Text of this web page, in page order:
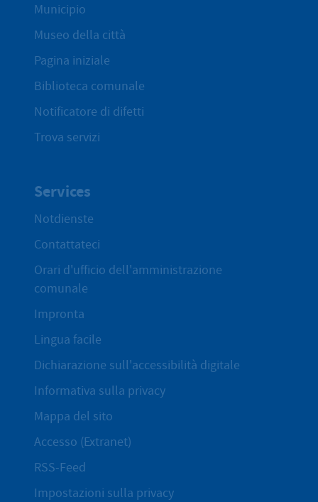
Municipio
Museo della città
Pagina iniziale
Biblioteca comunale
Notificatore di difetti
Trova servizi
Services
Notdienste
Contattateci
Orari d'ufficio dell'amministrazione
comunale
Impronta
Lingua facile
Dichiarazione sull'accessibilità digitale
Informativa sulla privacy
Mappa del sito
Accesso (Extranet)
RSS-Feed
Impostazioni sulla privacy